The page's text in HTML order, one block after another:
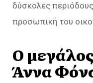
δύσκολες
προσωπική του
Ο
Άννα